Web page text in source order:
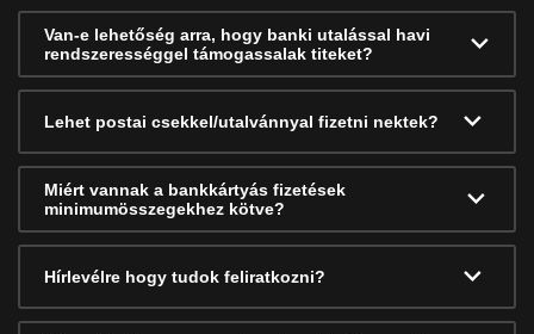
Van-e lehetőség arra, hogy banki utalással havi
rendszerességgel támogassalak titeket?
Lehet postai csekkel/utalvánnyal fizetni nektek?
Miért vannak a bankkártyás fizetések
minimumösszegekhez kötve?
Hírlevélre hogy tudok feliratkozni?